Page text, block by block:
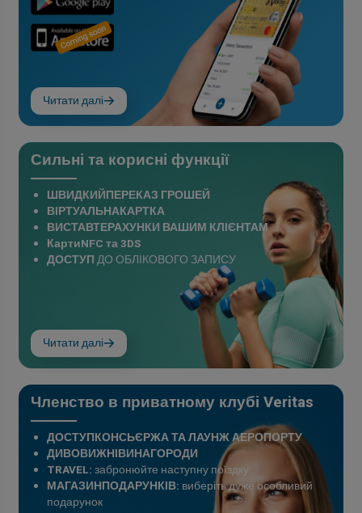
Читати далі
Сильні та корисні функції
ШВИДКИЙПЕРЕКАЗ ГРОШЕЙ
ВІРТУАЛЬНАКАРТКА
ВИСТАВТЕРАХУНКИ ВАШИМ КЛІЄНТАМ
КартиNFC та 3DS
ДОСТУП ДО ОБЛІКОВОГО ЗАПИСУ
Читати далі
Членство в приватному клубі Veritas
ДОСТУПКОНСЬЄРЖА ТА ЛАУНЖ АЕРОПОРТУ
ДИВОВИЖНІВИНАГОРОДИ
TRAVEL: забронюйте наступну поїздку
МАГАЗИНПОДАРУНКІВ: виберіть дуже особливий
подарунок